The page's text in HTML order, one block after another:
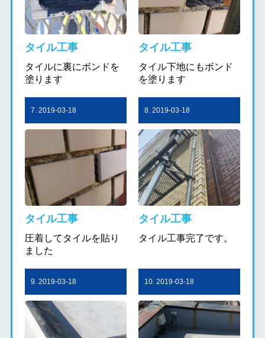
タイル工事
タイルに裏にボンドを
塗ります
タイル工事
タイル下地にもボンド
を塗ります
7. 2019-03-18
タイル工事
圧着してタイルを貼り
ました
8. 2019-03-18
タイル工事
タイル工事完了です。
9. 2019-03-18 10. 2019-03-18